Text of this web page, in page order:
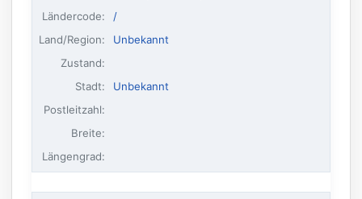
Ländercode:
/
Land/Region:
Unbekannt
Zustand:
Stadt:
Unbekannt
Postleitzahl:
Breite:
Längengrad: